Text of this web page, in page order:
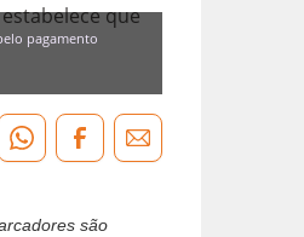
que
pagamento
são